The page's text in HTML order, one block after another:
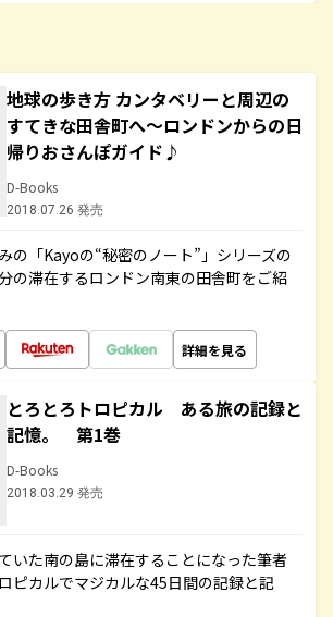
地球の歩き方 カンタベリーと周辺の
すてきな田舎町へ～ロンドンからの日
帰りおさんぽガイド♪
D-Books
2018.07.26 発売
の「Kayoの“秘密のノート”」シリーズの
の滞在するロンドン南東の田舎町をご紹
詳細を見る
とろとろトロピカル ある旅の記録と
記憶。 第1巻
D-Books
2018.03.29 発売
いた南の島に滞在することになった筆者
ピカルでマジカルな45日間の記録と記